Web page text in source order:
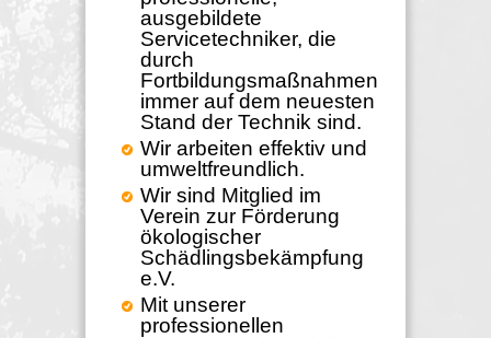
ausgebildete
Servicetechniker, die
durch
Fortbildungsmaßnahmen
immer auf dem neuesten
Stand der Technik sind.
Wir arbeiten effektiv und
umweltfreundlich.
Wir sind Mitglied im
Verein zur Förderung
ökologischer
Schädlingsbekämpfung
e.V.
Mit unserer
professionellen